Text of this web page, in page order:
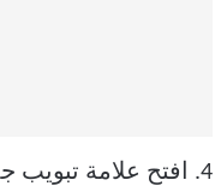
4. افتح علامة تبويب جديدة في